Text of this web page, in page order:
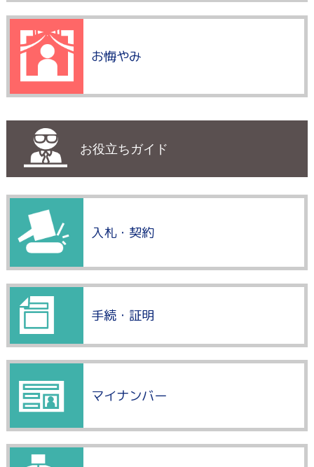
お悔やみ
お役立ちガイド
入札・契約
手続・証明
マイナンバー